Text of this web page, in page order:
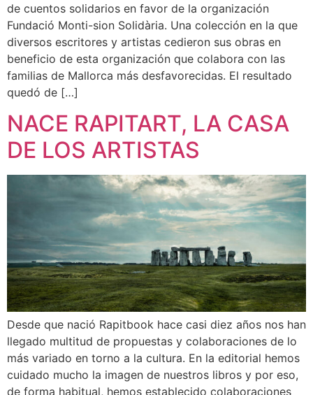
de cuentos solidarios en favor de la organización
Fundació Monti-sion Solidària. Una colección en la que
diversos escritores y artistas cedieron sus obras en
beneficio de esta organización que colabora con las
familias de Mallorca más desfavorecidas. El resultado
quedó de […]
NACE RAPITART, LA CASA
DE LOS ARTISTAS
Desde que nació Rapitbook hace casi diez años nos han
llegado multitud de propuestas y colaboraciones de lo
más variado en torno a la cultura. En la editorial hemos
cuidado mucho la imagen de nuestros libros y por eso,
de forma habitual, hemos establecido colaboraciones